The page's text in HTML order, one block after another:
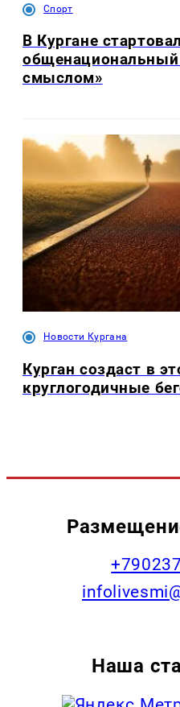
Спорт
В Кургане стартовал
общенациональный
смыслом»
Новости Кургана
Курган создаст в
круглогодичные
Наша